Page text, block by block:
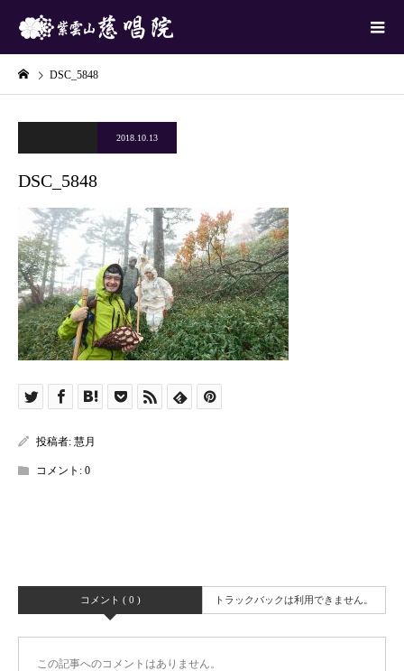
DSC_5848
2018.10.13
DSC_5848
投稿者: 慧月
コメント: 0
コメント ( 0 ) トラックバックは利用できません。
この記事へのコメントはありません。